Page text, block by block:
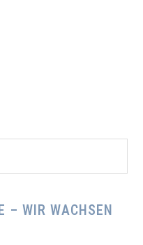
– WIR WACHSEN